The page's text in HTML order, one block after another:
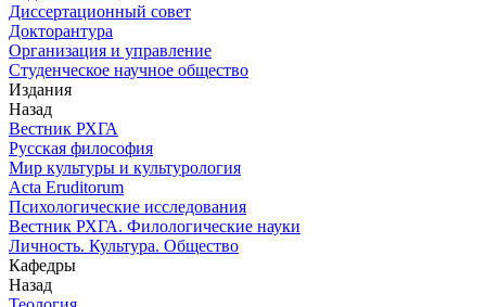
Диссертационный совет
Докторантура
Организация и управление
Студенческое научное общество
Издания
Назад
Вестник РХГА
Русская философия
Мир культуры и культурология
Acta Eruditorum
Психологические исследования
Вестник РХГА. Филологические науки
Личность. Культура. Общество
Кафедры
Назад